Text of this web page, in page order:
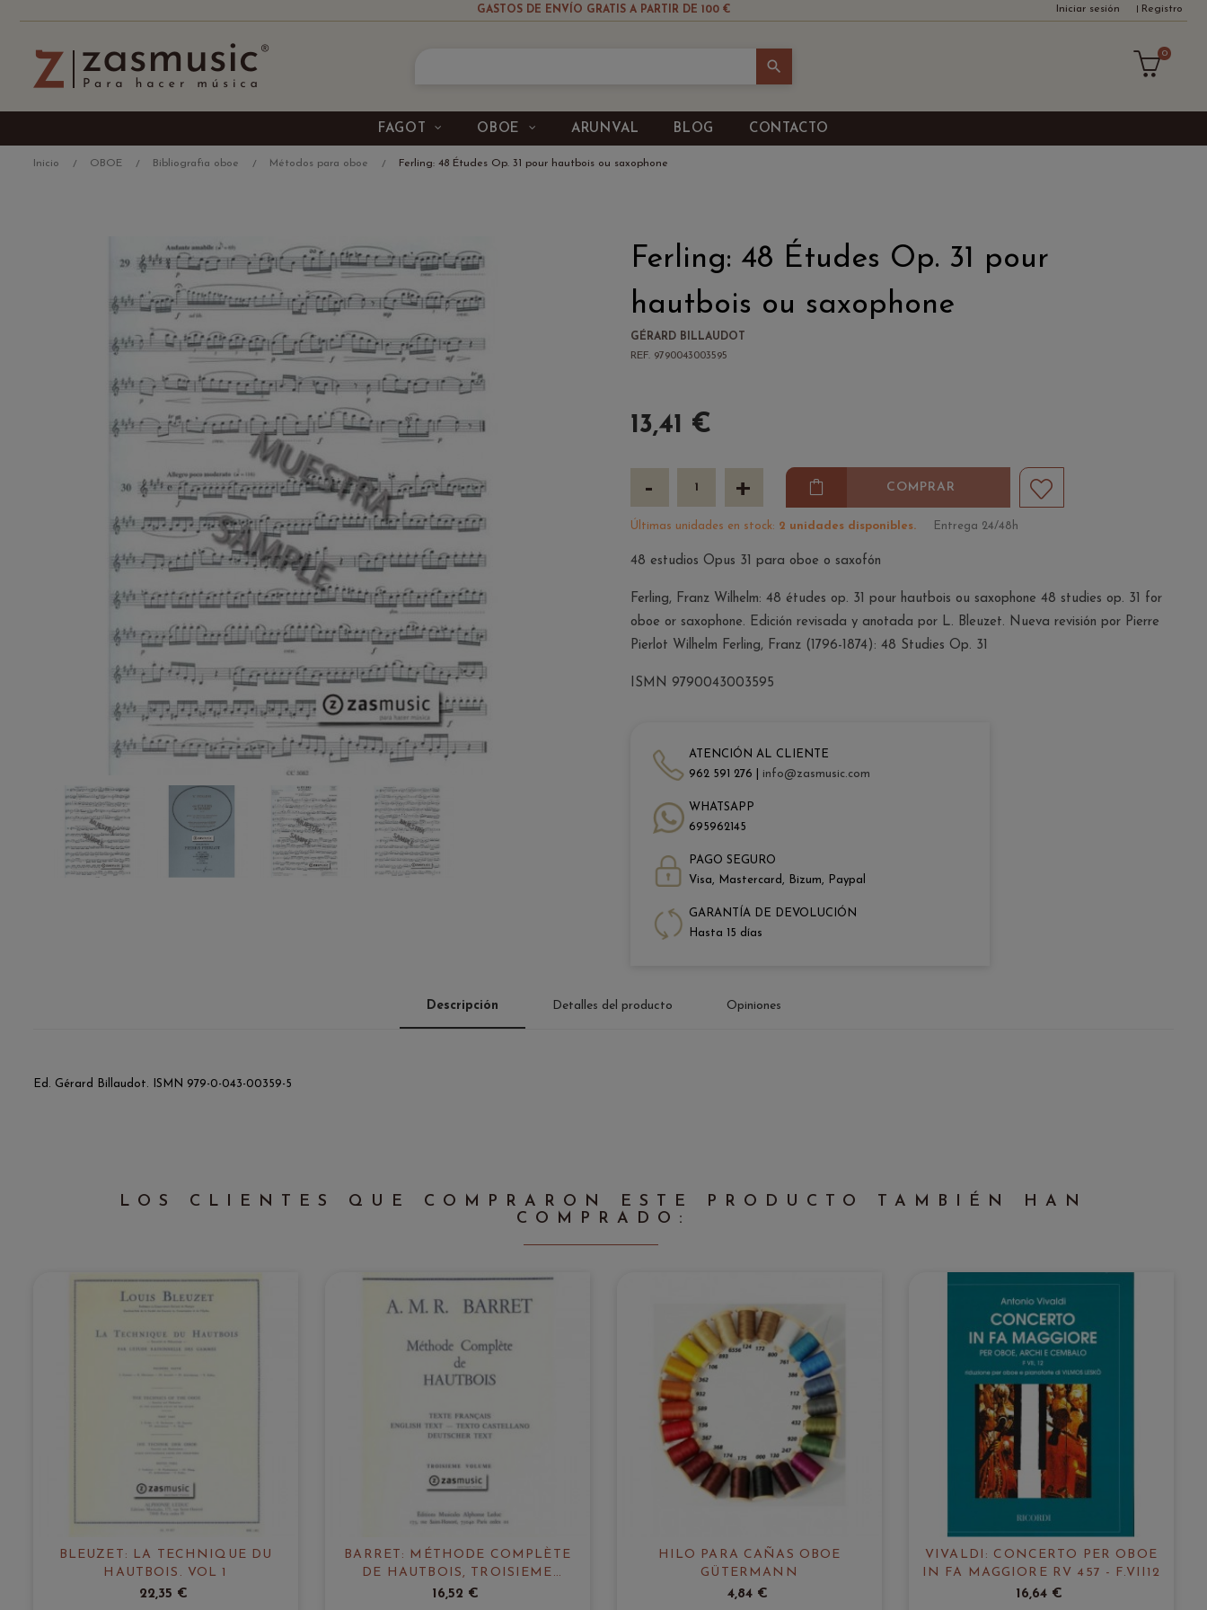
GASTOS DE ENVÍO GRATIS A PARTIR DE 100 € Iniciar sesión Registro
search
0
FAGOT OBOE ARUNVAL BLOG CONTACTO
Inicio OBOE Bibliografia oboe Métodos para oboe Ferling: 48 Études Op. 31 pour hautbois ou saxophone
Ferling: 48 Études Op. 31 pour
hautbois ou saxophone
GÉRARD BILLAUDOT
REF. 9790043003595
13,41 €
- + COMPRAR
Últimas unidades en stock: 2 unidades disponibles. Entrega 24/48h
48 estudios Opus 31 para oboe o saxofón
Ferling, Franz Wilhelm: 48 études op. 31 pour hautbois ou saxophone 48 studies op. 31 for
oboe or saxophone. Edición revisada y anotada por L. Bleuzet. Nueva revisión por Pierre
Pierlot Wilhelm Ferling, Franz (1796-1874): 48 Studies Op. 31
ISMN 9790043003595
ATENCIÓN AL CLIENTE
962 591 276 | info@zasmusic.com
WHATSAPP
695962145
PAGO SEGURO
Visa, Mastercard, Bizum, Paypal
GARANTÍA DE DEVOLUCIÓN
Hasta 15 días
Descripción Detalles del producto Opiniones
Ed. Gérard Billaudot. ISMN 979-0-043-00359-5
LOS CLIENTES QUE COMPRARON ESTE PRODUCTO TAMBIÉN HAN
COMPRADO:
BLEUZET: LA TECHNIQUE DU
HAUTBOIS. VOL 1
22,35 €
BARRET: MÉTHODE COMPLÈTE
DE HAUTBOIS, TROISIEME
VOLUME
16,52 €
HILO PARA CAÑAS OBOE
GÜTERMANN
4,84 €
VIVALDI: CONCERTO PER OBOE
IN FA MAGGIORE RV 457 - F.VII12
16,64 €